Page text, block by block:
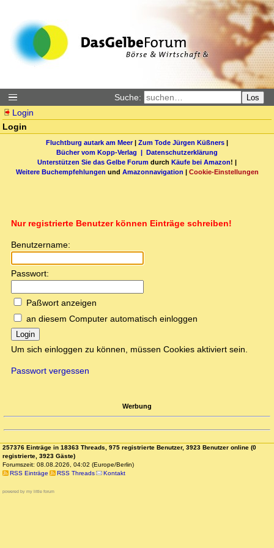
Suche: Los
Login
Login
Fluchtburg autark am Meer| Zum Tode Jürgen Küßners |
Bücher vom Kopp-Verlag | Datenschutzerklärung
Unterstützen Sie das Gelbe Forum durch Käufe bei Amazon! |
Weitere Buchempfehlungen und Amazonnavigation | Cookie-Einstellungen
Nur registrierte Benutzer können Einträge schreiben!
Benutzername:
Passwort:
Paßwort anzeigen
an diesem Computer automatisch einloggen
Login
Um sich einloggen zu können, müssen Cookies aktiviert sein.
Passwort vergessen
Werbung
257376 Einträge in 18363 Threads, 975 registrierte Benutzer, 3923 Benutzer online (0
registrierte, 3923 Gäste)
Forumszeit: 08.08.2026, 04:02 (Europe/Berlin)
RSS Einträge
RSS Threads Kontakt
powered by my little forum